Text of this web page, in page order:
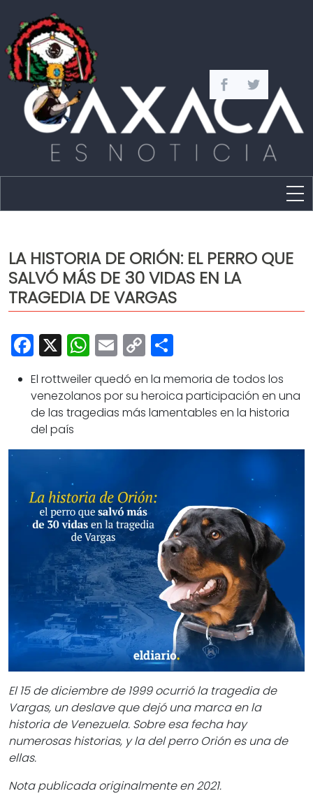
Capital
Policíaca
Cultura
Deportes
Opinión
LA HISTORIA DE ORIÓN: EL PERRO QUE
SALVÓ MÁS DE 30 VIDAS EN LA
TRAGEDIA DE VARGAS
Facebook
X WhatsApp
Email
Copy
Link
El rottweiler quedó en la memoria de todos los
venezolanos por su heroica participación en una
de las tragedias más lamentables en la historia
del país
El 15 de diciembre de 1999 ocurrió la tragedia de
Vargas, un deslave que dejó una marca en la
historia de Venezuela. Sobre esa fecha hay
numerosas historias, y la del perro Orión es una de
ellas.
Nota publicada originalmente en 2021.